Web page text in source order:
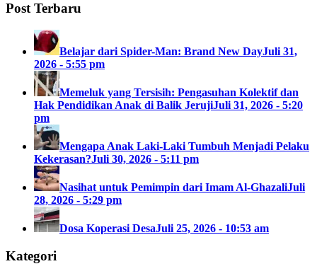
Post Terbaru
Belajar dari Spider-Man: Brand New DayJuli 31,
2026 - 5:55 pm
Memeluk yang Tersisih: Pengasuhan Kolektif dan
Hak Pendidikan Anak di Balik JerujiJuli 31, 2026 - 5:20
pm
Mengapa Anak Laki-Laki Tumbuh Menjadi Pelaku
Kekerasan?Juli 30, 2026 - 5:11 pm
Nasihat untuk Pemimpin dari Imam Al-GhazaliJuli
28, 2026 - 5:29 pm
Dosa Koperasi DesaJuli 25, 2026 - 10:53 am
Kategori